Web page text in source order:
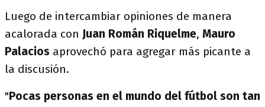
Luego de intercambiar opiniones de manera
acalorada con Juan Román Riquelme, Mauro
Palacios aprovechó para agregar más picante a
la discusión.
"Pocas personas en el mundo del fútbol son tan